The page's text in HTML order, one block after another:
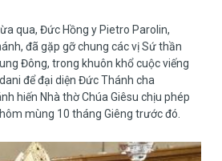
qua, Đức Hồng y Pietro Parolin,
đã gặp gỡ chung các vị Sứ thần
Đông, trong khuôn khổ cuộc viếng
để đại diện Đức Thánh cha
hiến Nhà thờ Chúa Giêsu chịu phép
mùng 10 tháng Giêng trước đó.